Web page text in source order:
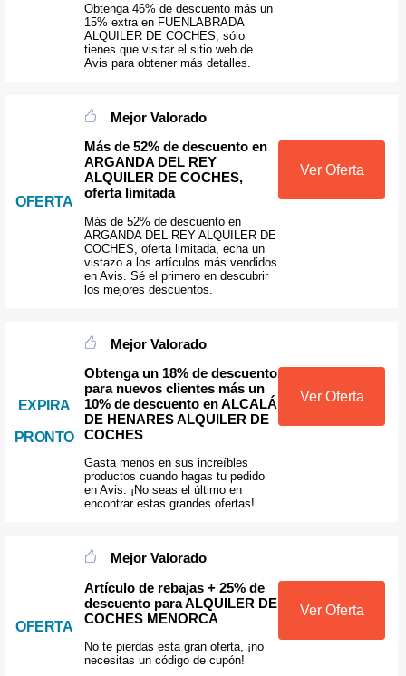
Obtenga 46% de descuento más un
15% extra en FUENLABRADA
ALQUILER DE COCHES, sólo
tienes que visitar el sitio web de
Avis para obtener más detalles.
OFERTA
Mejor Valorado
Más de 52% de descuento en
ARGANDA DEL REY
ALQUILER DE COCHES,
oferta limitada
Más de 52% de descuento en
ARGANDA DEL REY ALQUILER DE
COCHES, oferta limitada, echa un
vistazo a los artículos más vendidos
en Avis. Sé el primero en descubrir
los mejores descuentos.
Ver Oferta
EXPIRA
PRONTO
Mejor Valorado
Obtenga un 18% de descuento
para nuevos clientes más un
10% de descuento en ALCALÁ
DE HENARES ALQUILER DE
COCHES
Gasta menos en sus increíbles
productos cuando hagas tu pedido
en Avis. ¡No seas el último en
encontrar estas grandes ofertas!
Ver Oferta
OFERTA
Mejor Valorado
Artículo de rebajas + 25% de
descuento para ALQUILER DE
COCHES MENORCA
No te pierdas esta gran oferta, ¡no
necesitas un código de cupón!
Ver Oferta